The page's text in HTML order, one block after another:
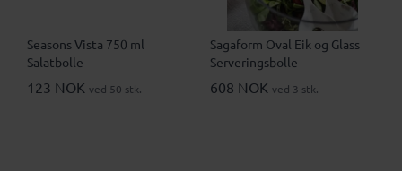
Seasons Vista 750 ml
Salatbolle
123 NOK ved 50 stk.
Sagaform Oval Eik og Glass
Serveringsbolle
608 NOK ved 3 stk.